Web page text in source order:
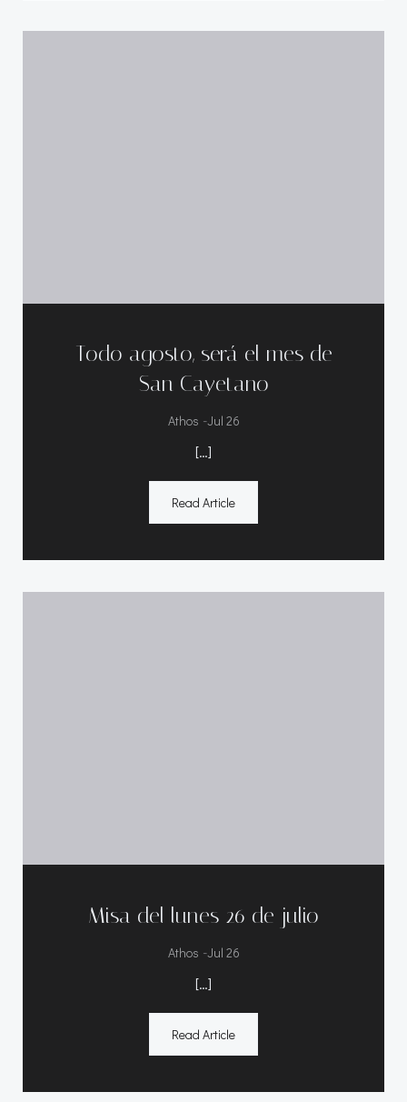
Todo agosto, será el mes de
San Cayetano
Athos -Jul 26
[…]
Read Article
Misa del lunes 26 de julio
Athos -Jul 26
[…]
Read Article